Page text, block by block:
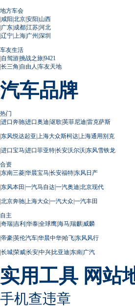
地方车会
|咸阳|北京|安阳|山西
|广东|成都|江苏|河北
|辽宁| 上海|广州 |深圳
车友生活
|自驾游|挑战之旅|9421
|长三角 |自由人 |车友天地
汽车品牌
热门
|进口奔驰|进口奥迪|讴歌|英菲尼迪|雷克萨斯
|东风悦达起亚| 上海大众斯柯达| 上海通用别克
|进口宝马|进口菲亚特|长安沃尔沃|东风雪铁龙
合资
|东南三菱|华晨宝马|长安福特|东风日产
|东风本田 |一汽马自达|一汽奥迪|北京现代
|北京奔驰| 上海大众|一汽大众|一汽丰田
自主
|奇瑞|吉利|华泰|全球鹰|海马|瑞麒|威麟
|帝豪|英伦汽车|华晨中华|哈飞|东风风行
|长城|荣威|长安|中兴|比亚迪|东南|广汽
实用工具 网站
手机查违章